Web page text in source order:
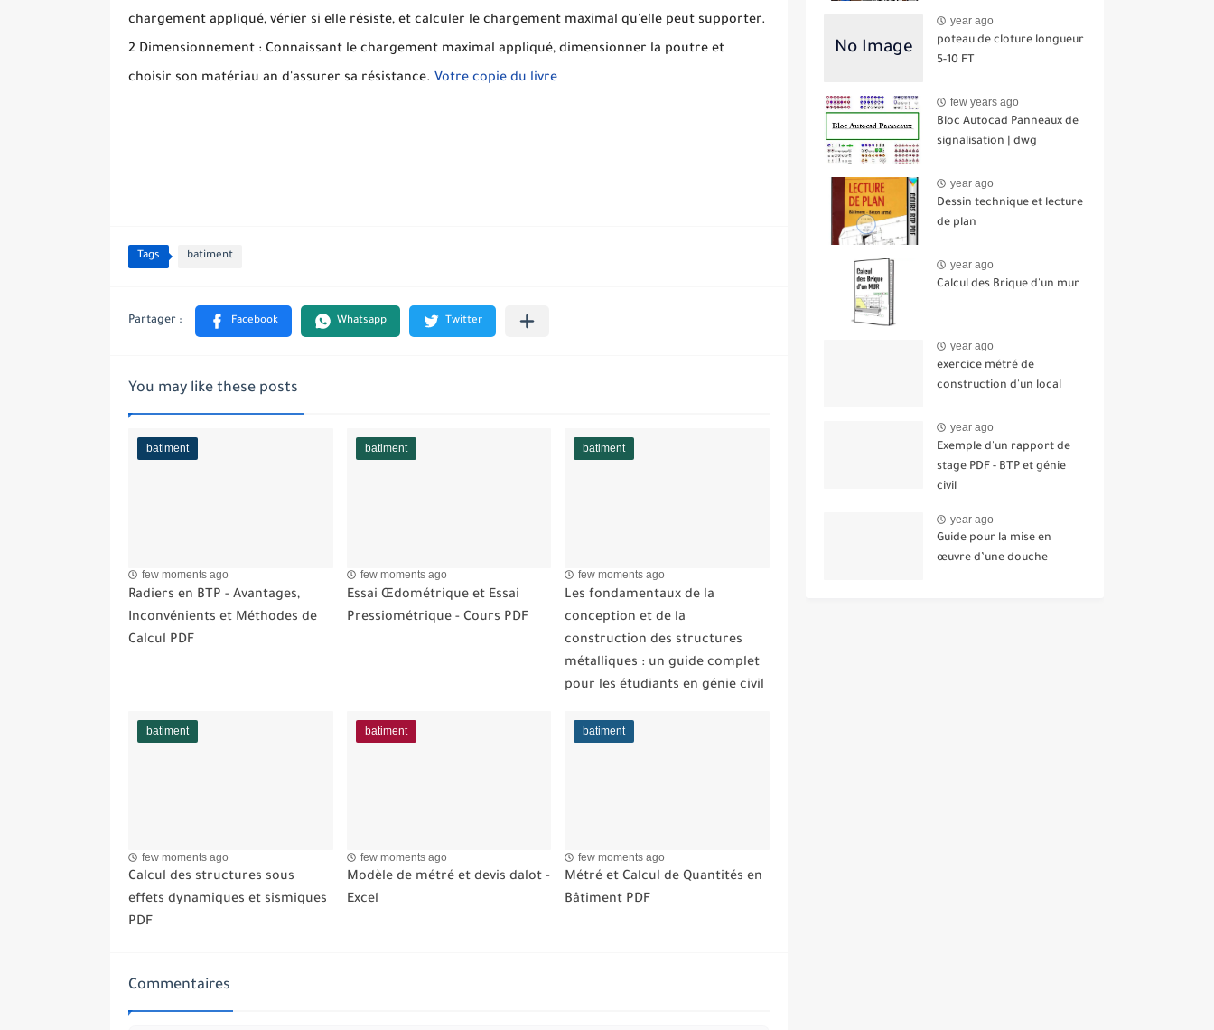
chargement appliqué, vérier si elle résiste, et calculer le chargement maximal qu'elle peut supporter.
2 Dimensionnement : Connaissant le chargement maximal appliqué, dimensionner la poutre et
choisir son matériau an d'assurer sa résistance. Votre copie du livre
Tags batiment
You may like these posts
batiment
few moments ago
Radiers en BTP - Avantages,
Inconvénients et Méthodes de
Calcul PDF
batiment
few moments ago
Essai Œdométrique et Essai
Pressiométrique - Cours PDF
batiment
few moments ago
Les fondamentaux de la
conception et de la
construction des structures
métalliques : un guide complet
pour les étudiants en génie civil
batiment
few moments ago
Calcul des structures sous
effets dynamiques et sismiques
PDF
batiment
few moments ago
Modèle de métré et devis dalot -
Excel
batiment
few moments ago
Métré et Calcul de Quantités en
Bâtiment PDF
Commentaires
year ago
poteau de cloture longueur
5-10 FT
few years ago
Bloc Autocad Panneaux de
signalisation | dwg
year ago
Dessin technique et lecture
de plan
year ago
Calcul des Brique d'un mur
year ago
exercice métré de
construction d'un local
year ago
Exemple d'un rapport de
stage PDF - BTP et génie
civil
year ago
Guide pour la mise en
œuvre d’une douche